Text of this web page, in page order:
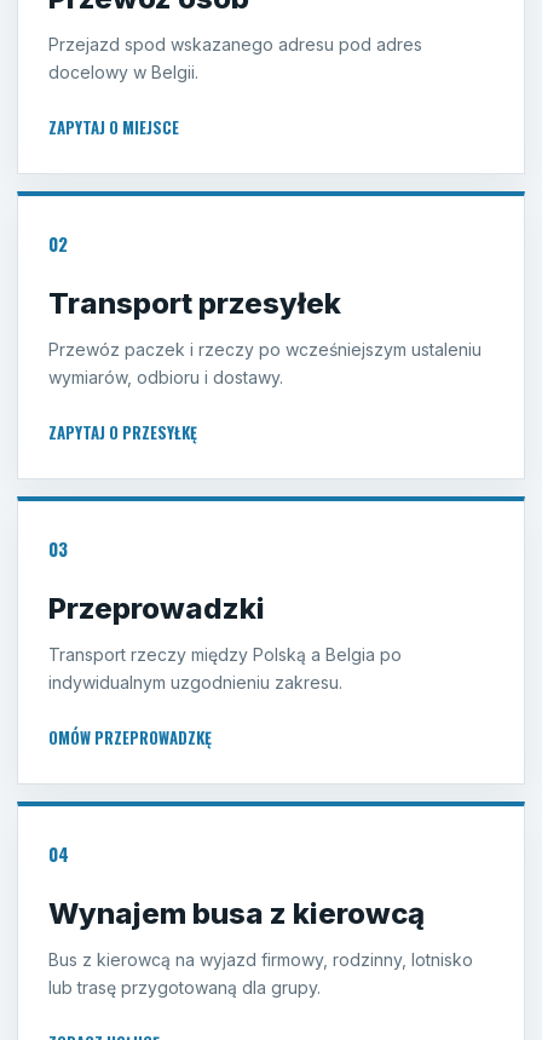
Przejazd spod wskazanego adresu pod adres
docelowy w Belgii.
ZAPYTAJ O MIEJSCE
02
Transport przesyłek
Przewóz paczek i rzeczy po wcześniejszym ustaleniu
wymiarów, odbioru i dostawy.
ZAPYTAJ O PRZESYŁKĘ
03
Przeprowadzki
Transport rzeczy między Polską a Belgia po
indywidualnym uzgodnieniu zakresu.
OMÓW PRZEPROWADZKĘ
04
Wynajem busa z kierowcą
Bus z kierowcą na wyjazd firmowy, rodzinny, lotnisko
lub trasę przygotowaną dla grupy.